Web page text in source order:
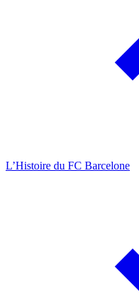
L’Histoire du FC Barcelone